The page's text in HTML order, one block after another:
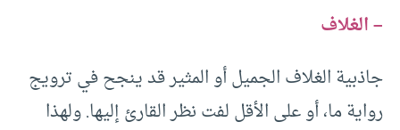
– الغلاف
جاذبية الغلاف الجميل أو المثير قد ينجح في ترويج
رواية ما، أو على الأقل لفت نظر القارئ إليها. ولهذا